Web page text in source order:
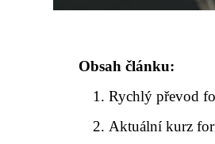
Obsah článku:
Rychlý převod
Aktuální kurz